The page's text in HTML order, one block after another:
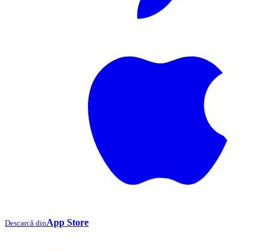
Descarcă dinApp Store